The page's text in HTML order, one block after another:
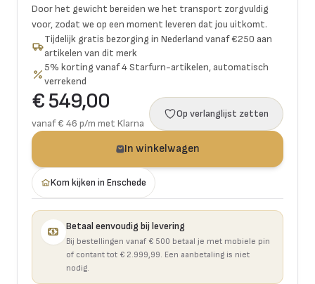
Door het gewicht bereiden we het transport zorgvuldig
voor, zodat we op een moment leveren dat jou uitkomt.
Tijdelijk gratis bezorging in Nederland vanaf €250 aan
artikelen van dit merk
5% korting vanaf 4 Starfurn-artikelen, automatisch
verrekend
€ 549,00
vanaf € 46 p/m met Klarna
Op verlanglijst zetten
In winkelwagen
Kom kijken in Enschede
Betaal eenvoudig bij levering
Bij bestellingen vanaf € 500 betaal je met mobiele pin
of contant tot € 2.999,99. Een aanbetaling is niet
nodig.